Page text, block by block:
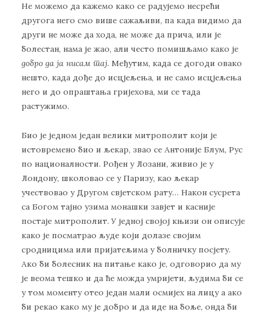
Не можемо да кажемо како се радујемо несрећи
другога него смо више сажаљиви, па када видимо да
други не може да хода, не може да прича, или је
болестан, нама је жао, али често помишљамо како је
добро да ја нисам тај. Међутим, када се догоди овако
нешто, када дође до исцјељења, и не само исцјељења
него и до опраштања гријехова, ми се тада
растужимо.
Био је једном један велики митрополит који је
истовремено био и љекар, звао се Антоније Блум, Рус
по националности. Рођен у Лозани, живио је у
Лондону, школовао се у Паризу, као љекар
учествовао у Другом свјетском рату… Након сусрета
са Богом тајно узима монашки завјет и касније
постаје митрополит. У једној својој књизи он описује
како је посматрао људе који долазе својим
сродницима или пријатељима у болничку посјету.
Ако би болесник на питање како је, одговорио да му
је веома тешко и да ће можда умријети, људима би се
у том моменту отео један мали осмијех на лицу а ако
би рекао како му је добро и да иде на боље, онда би